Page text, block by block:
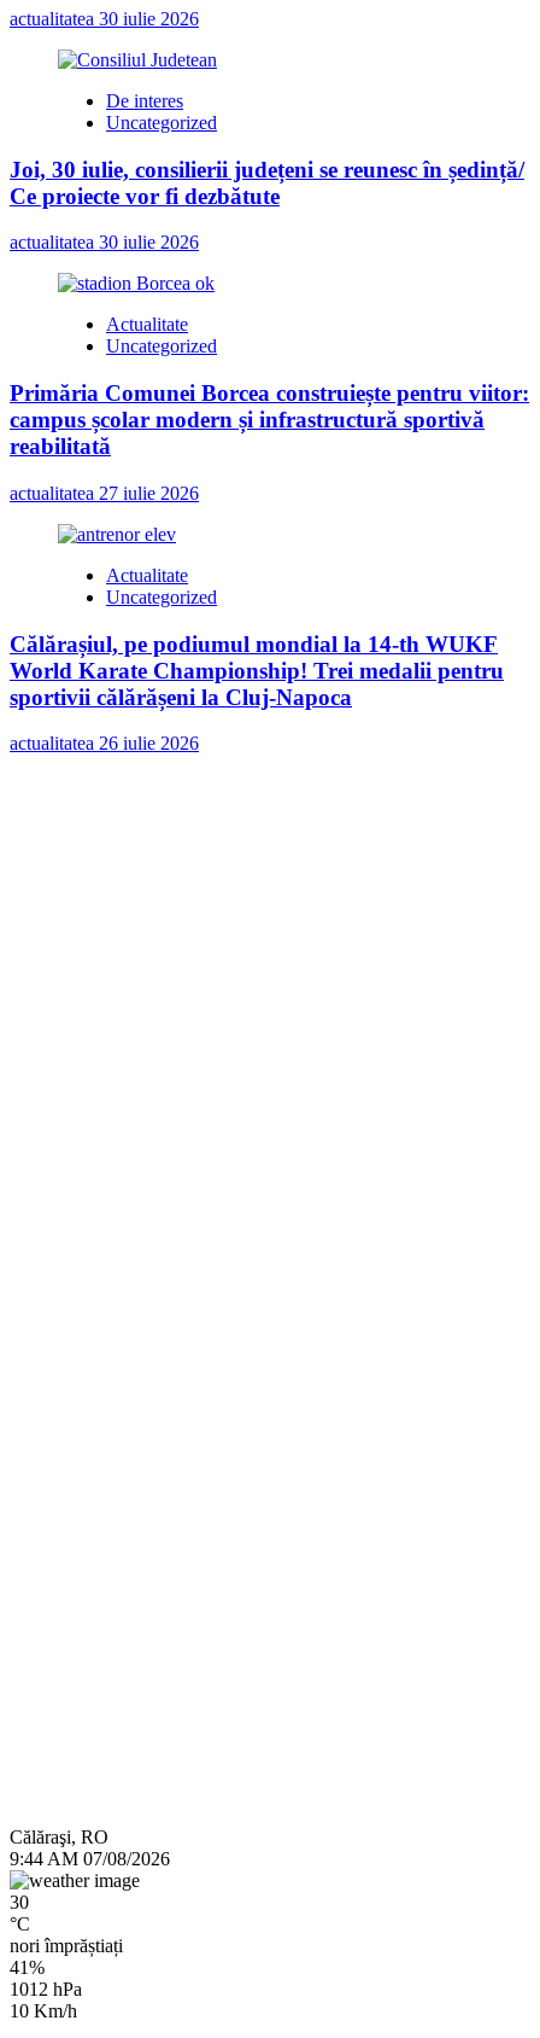
actualitatea 30 iulie 2026
De interes
Uncategorized
Joi, 30 iulie, consilierii județeni se reunesc în ședință/
Ce proiecte vor fi dezbătute
actualitatea 30 iulie 2026
Actualitate
Uncategorized
Primăria Comunei Borcea construiește pentru viitor:
campus școlar modern și infrastructură sportivă
reabilitată
actualitatea 27 iulie 2026
Actualitate
Uncategorized
Călărașiul, pe podiumul mondial la 14-th WUKF
World Karate Championship! Trei medalii pentru
sportivii călărășeni la Cluj-Napoca
actualitatea 26 iulie 2026
Călăraşi, RO
9:44 AM 07/08/2026
30
°C
nori împrăștiați
41%
1012 hPa
10 Km/h